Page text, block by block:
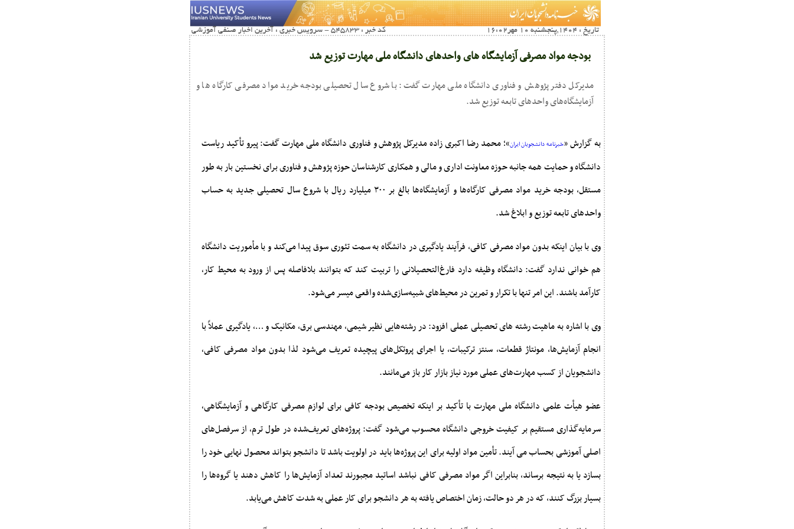
تاریخ : 1404,پنجشنبه 10 مهر16:02 کد خبر : 545833 - سرویس خبری : آخرین اخبار صنفی آموزشی
بودجه مواد مصرفی آزمایشگاه های واحدهای دانشگاه ملی مهارت توزیع شد
مدیرکل دفتر پژوهش و فناوری دانشگاه ملی مهارت گفت: با شروع سال تحصیلی بودجه خرید مواد مصرفی کارگاه ها و
آزمایشگاه‌های واحدهای تابعه توزیع شد.
به گزارش «خبرنامه دانشجویان ایران»؛ محمد رضا اکبری زاده مدیرکل پژوهش و فناوری دانشگاه ملی مهارت گفت: پیرو تأکید ریاست
دانشگاه و حمایت همه جانبه حوزه معاونت اداری و مالی و همکاری کارشناسان حوزه پژوهش و فناوری برای نخستین بار به طور
مستقل، بودجه خرید مواد مصرفی کارگاه‌ها و آزمایشگاه‌ها بالغ بر ۳۰۰ میلیارد ریال با شروع سال تحصیلی جدید به حساب
واحدهای تابعه توزیع و ابلاغ شد.
وی با بیان اینکه بدون مواد مصرفی کافی، فرآیند یادگیری در دانشگاه به سمت تئوری سوق پیدا می‌کند و با مأموریت دانشگاه
هم خوانی ندارد گفت: دانشگاه وظیفه دارد فارغ‌التحصیلانی را تربیت کند که بتوانند بلافاصله پس از ورود به محیط کار،
کارآمد باشند. این امر تنها با تکرار و تمرین در محیط‌های شبیه‌سازی‌شده واقعی میسر می‌شود.
وی با اشاره به ماهیت رشته های تحصیلی عملی افزود: در رشته‌هایی نظیر شیمی، مهندسی برق، مکانیک و …، یادگیری عملاً با
انجام آزمایش‌ها، مونتاژ قطعات، سنتز ترکیبات، یا اجرای پروتکل‌های پیچیده تعریف می‌شود لذا بدون مواد مصرفی کافی،
دانشجویان از کسب مهارت‌های عملی مورد نیاز بازار کار باز می‌مانند.
عضو هیأت علمی دانشگاه ملی مهارت با تأکید بر اینکه تخصیص بودجه کافی برای لوازم مصرفی کارگاهی و آزمایشگاهی،
سرمایه‌گذاری مستقیم بر کیفیت خروجی دانشگاه محسوب می‌شود گفت: پروژه‌های تعریف‌شده در طول ترم، از سرفصل‌های
اصلی آموزشی بحساب می آیند. تأمین مواد اولیه برای این پروژه‌ها باید در اولویت باشد تا دانشجو بتواند محصول نهایی خود را
بسازد یا به نتیجه برساند، بنابراین اگر مواد مصرفی کافی نباشد اساتید مجبورند تعداد آزمایش‌ها را کاهش دهند یا گروه‌ها را
بسیار بزرگ کنند، که در هر دو حالت، زمان اختصاص یافته به هر دانشجو برای کار عملی به شدت کاهش می‌یابد.